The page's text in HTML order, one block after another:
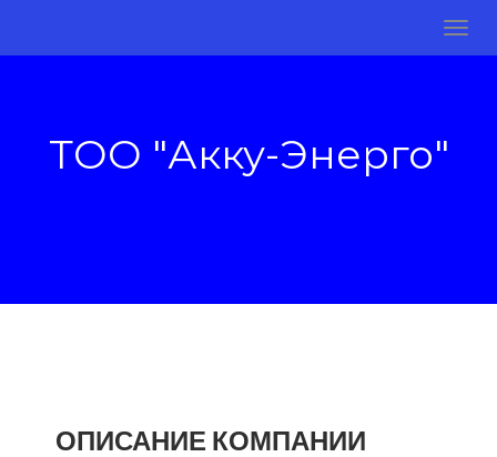
ТОО "Акку-Энерго"
ОПИСАНИЕ КОМПАНИИ